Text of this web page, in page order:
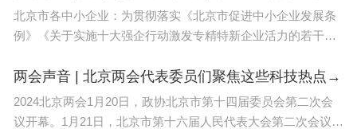
读后，你会发现教授和学生的距离感，你会有一种教
授比较冷淡的错觉，基本联系度不强。这种情况其实
要个推荐信都比较难要到。二是老师讲课不太和学生
搞互动带节奏，只讲内容输出为主，授课性弱了点。
北京市各中小企业：为贯彻落实《北京市促进中小企业发展条
例》《关于实施十大强企行动激发专精特新企业活力的若干措
发展，北京市经济和
两会声音 | 北京两会代表委员们聚焦这些科技热点→
2024北京两会1月20日，政协北京市第十四届委员会第二次会
议开幕。1月21日，北京市第十六届人民代表大会第二次会议开